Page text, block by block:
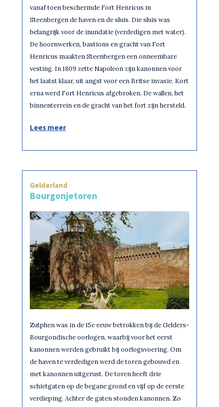
vanaf toen beschermde Fort Henricus in
Steenbergen de haven en de sluis. Die sluis was
belangrijk voor de inundatie (verdedigen met water).
De hoornwerken, bastions en gracht van Fort
Henricus maakten Steenbergen een onneembare
vesting. In 1809 zette Napoleon zijn kanonnen voor
het laatst klaar, uit angst voor een Britse invasie. Kort
erna werd Fort Henricus afgebroken. De wallen, het
binnenterrein en de gracht van het fort zijn hersteld.
Lees meer
Gelderland
Bourgonjetoren
Zutphen was in de 15e eeuw betrokken bij de Gelders-
Bourgondische oorlogen, waarbij voor het eerst
kanonnen werden gebruikt bij oorlogsvoering. Om
de haven te verdedigen werd de toren gebouwd en
met kanonnen uitgerust. De toren heeft drie
schietgaten op de begane grond en vijf op de eerste
verdieping. Achter de gaten stonden kanonnen. Zo